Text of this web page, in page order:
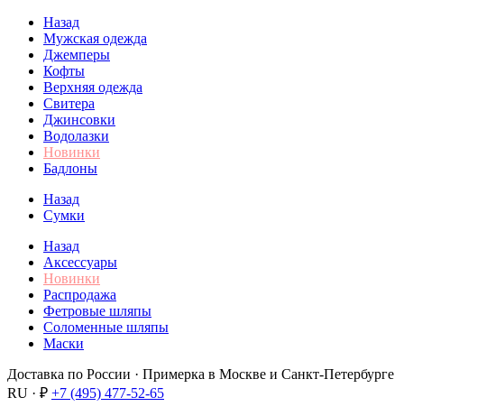
Назад
Мужская одежда
Джемперы
Кофты
Верхняя одежда
Свитера
Джинсовки
Водолазки
Новинки
Бадлоны
Назад
Сумки
Назад
Аксессуары
Новинки
Распродажа
Фетровые шляпы
Соломенные шляпы
Маски
Доставка по России · Примерка в Москве и Санкт-Петербурге
RU · ₽ +7 (495) 477-52-65